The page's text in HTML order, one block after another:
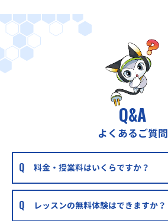
Q&A
よくあるご質問
料金・授業料はいくらですか？
レッスンの無料体験はできますか？